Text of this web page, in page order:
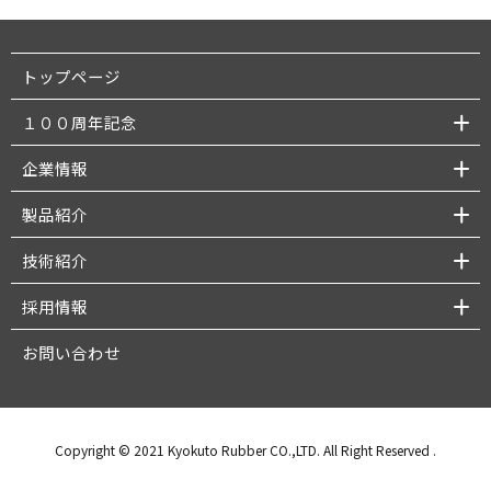
トップページ
１００周年記念
企業情報
製品紹介
技術紹介
採用情報
お問い合わせ
Copyright © 2021 Kyokuto Rubber CO.,LTD. All Right Reserved .